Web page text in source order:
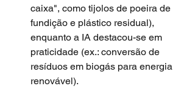
caixa", como tijolos de poeira de
fundição e plástico residual),
enquanto a IA destacou-se em
praticidade (ex.: conversão de
resíduos em biogás para energia
renovável).